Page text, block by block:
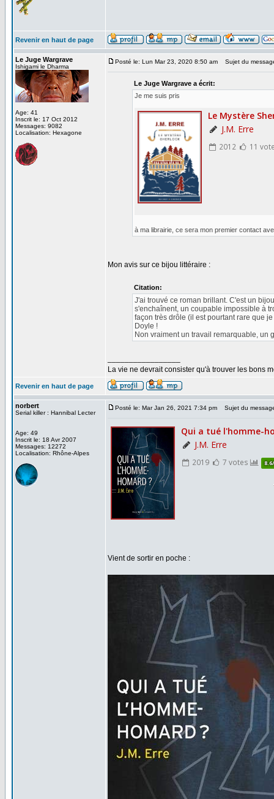
Revenir en haut de page
Le Juge Wargrave
Ishigami le Dharma
Age: 41
Inscrit le: 17 Oct 2012
Messages: 9082
Localisation: Hexagone
Posté le: Lun Mar 23, 2020 8:50 am Sujet du
Le Juge Wargrave a écrit:
Je me suis pris
à ma librairie, ce sera mon premier contact
Mon avis sur ce bijou littéraire :
Citation:
J'ai trouvé ce roman brillant. C'est un
s'enchaînent, un coupable impossible à
façon très drôle (il est pourtant rare que
Doyle !
Non vraiment un travail remarquable, un
La vie ne devrait consister qu'à trouver les bons
Revenir en haut de page
norbert
Serial killer : Hannibal Lecter
Age: 49
Inscrit le: 18 Avr 2007
Messages: 12272
Localisation: Rhône-Alpes
Posté le: Mar Jan 26, 2021 7:34 pm Sujet du
Vient de sortir en poche :